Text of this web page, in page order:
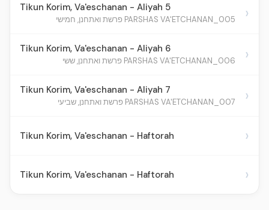
Tikun Korim, Va'eschanan - Aliyah 5
005_PARSHAS VA'ETCHANAN פרשת ואתחנן, חמישי ›
Tikun Korim, Va'eschanan - Aliyah 6
006_PARSHAS VA'ETCHANAN פרשת ואתחנן, ששי ›
Tikun Korim, Va'eschanan - Aliyah 7
007_PARSHAS VA'ETCHANAN פרשת ואתחנן, שביעי ›
Tikun Korim, Va'eschanan - Haftorah ›
Tikun Korim, Va'eschanan - Haftorah ›